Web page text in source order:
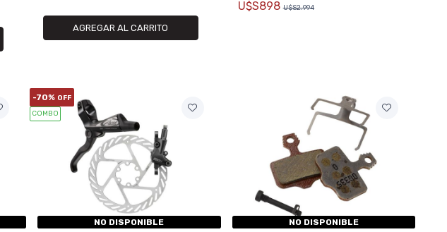
AGREGAR AL CARRITO
U$S898 U$S2.994
-70% OFF
COMBO
NO DISPONIBLE
NO DISPONIBLE